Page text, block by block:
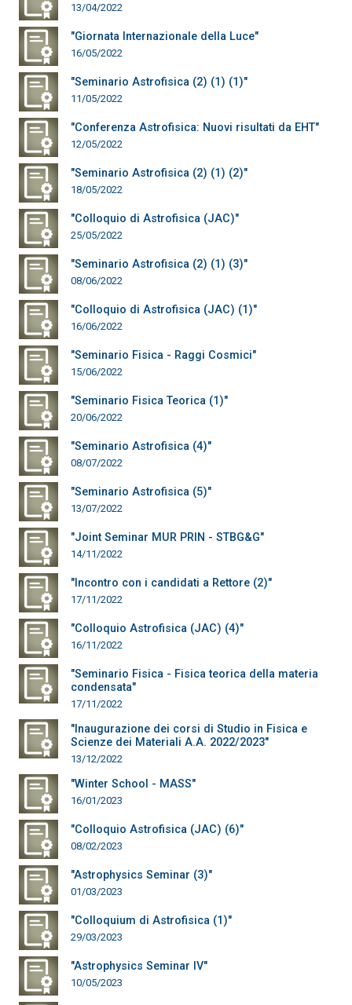
13/04/2022
"Giornata Internazionale della Luce"
16/05/2022
"Seminario Astrofisica (2) (1) (1)"
11/05/2022
"Conferenza Astrofisica: Nuovi risultati da EHT"
12/05/2022
"Seminario Astrofisica (2) (1) (2)"
18/05/2022
"Colloquio di Astrofisica (JAC)"
25/05/2022
"Seminario Astrofisica (2) (1) (3)"
08/06/2022
"Colloquio di Astrofisica (JAC) (1)"
16/06/2022
"Seminario Fisica - Raggi Cosmici"
15/06/2022
"Seminario Fisica Teorica (1)"
20/06/2022
"Seminario Astrofisica (4)"
08/07/2022
"Seminario Astrofisica (5)"
13/07/2022
"Joint Seminar MUR PRIN - STBG&G"
14/11/2022
"Incontro con i candidati a Rettore (2)"
17/11/2022
"Colloquio Astrofisica (JAC) (4)"
16/11/2022
"Seminario Fisica - Fisica teorica della materia
condensata"
17/11/2022
"Inaugurazione dei corsi di Studio in Fisica e
Scienze dei Materiali A.A. 2022/2023"
13/12/2022
"Winter School - MASS"
16/01/2023
"Colloquio Astrofisica (JAC) (6)"
08/02/2023
"Astrophysics Seminar (3)"
01/03/2023
"Colloquium di Astrofisica (1)"
29/03/2023
"Astrophysics Seminar IV"
10/05/2023